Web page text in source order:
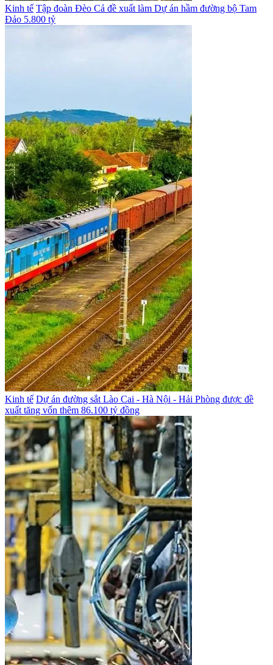
Kinh tế Tập đoàn Đèo Cả đề xuất làm Dự án hầm đường bộ Tam
Đảo 5.800 tỷ
Kinh tế Dự án đường sắt Lào Cai - Hà Nội - Hải Phòng được đề
xuất tăng vốn thêm 86.100 tỷ đồng